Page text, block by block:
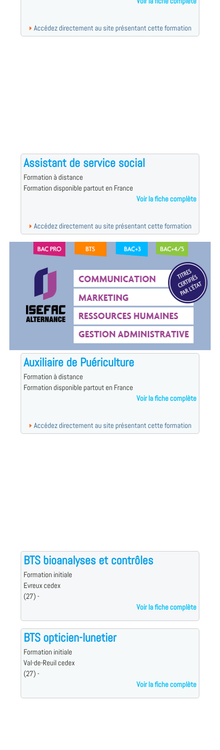
Accédez directement au site présentant cette formation
Assistant de service social
Formation à distance
Formation disponible partout en France
Voir la fiche complète
Accédez directement au site présentant cette formation
Auxiliaire de Puériculture
Formation à distance
Formation disponible partout en France
Voir la fiche complète
Accédez directement au site présentant cette formation
BTS bioanalyses et contrôles
Formation initiale
Evreux cedex
(27) -
Voir la fiche complète
BTS opticien-lunetier
Formation initiale
Val-de-Reuil cedex
(27) -
Voir la fiche complète